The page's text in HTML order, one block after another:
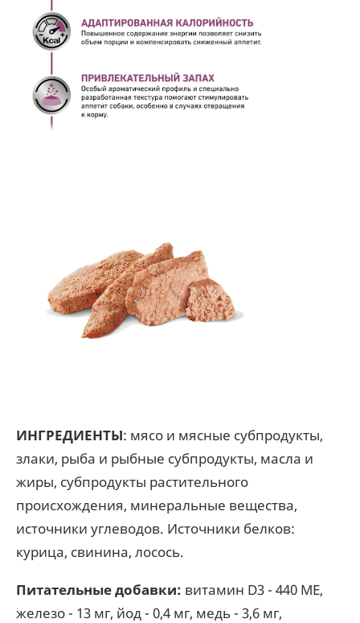
ИНГРЕДИЕНТЫ: мясо и мясные субпродукты,
злаки, рыба и рыбные субпродукты, масла и
жиры, субпродукты растительного
происхождения, минеральные вещества,
источники углеводов. Источники белков:
курица, свинина, лосось.
Питательные добавки: витамин D3 - 440 ME,
железо - 13 мг, йод - 0,4 мг, медь - 3,6 мг,